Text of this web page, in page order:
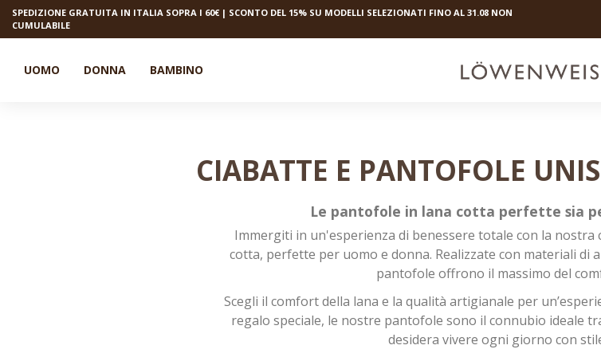
SPEDIZIONE GRATUITA IN ITALIA SOPRA I 60€ | SCONTO DEL 15% SU MODELLI SELEZIONATI FINO AL 31.08 NON
CUMULABILE
UOMO DONNA BAMBINO
CIABATTE E PANTOFOLE
Le pantofole in lana cotta perfette sia
Immergiti in un'esperienza di benessere totale con la
cotta, perfette per uomo e donna. Realizzate con materiali di
pantofole offrono il massimo del
Scegli il comfort della lana e la qualità artigianale per
regalo speciale, le nostre pantofole sono il connubio ideale
desidera vivere ogni giorno con